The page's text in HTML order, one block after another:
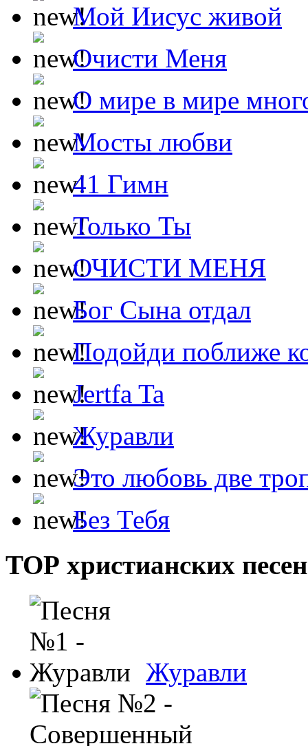
Мой Иисус живой
Очисти Меня
О мире в мире
Мосты любви
41 Гимн
Только Ты
ОЧИСТИ МЕНЯ
Бог Сына отдал
Подойди поближе
Jertfa Ta
Журавли
Это любовь две
Без Тебя
ТОР христианских песен
Журавли